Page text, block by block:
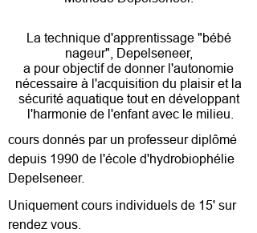
​La technique d'apprentissage "bébé
nageur", Depelseneer,
a pour objectif de donner l'autonomie
nécessaire à l'acquisition du plaisir et la
sécurité aquatique tout en développant
l'harmonie de l'enfant avec le milieu.
cours donnés par un professeur diplômé
depuis 1990 de l'école d'hydrobiophélie
Depelseneer.
Uniquement cours individuels de 15' sur
rendez vous.